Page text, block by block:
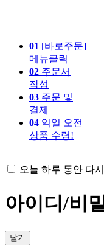
01 [바로주문]
메뉴클릭
02 주문서
작성
03 주문 및
결제
04 익일 오전
상품 수령!
오늘 하루 동안 다
아이디/비
닫기